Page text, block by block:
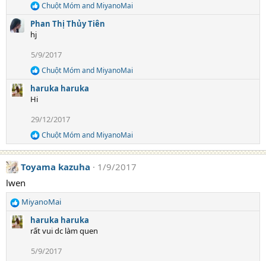
n
s
R
e
a
c
o
n
s
:
Chuột Mómand MiyanoMai
Phan Thị Thủy Tiên
hj
5/9/2017
R
e
a
c
i
o
n
s
Chuột Mómand MiyanoMai
haruka haruka
Hi
29/12/2017
R
e
a
c
n
s
:
Chuột Mómand MiyanoMai
Toyama kazuha
1/9/2017
lwen
R
e
a
MiyanoMai
haruka haruka
rất vui dc làm quen
5/9/2017